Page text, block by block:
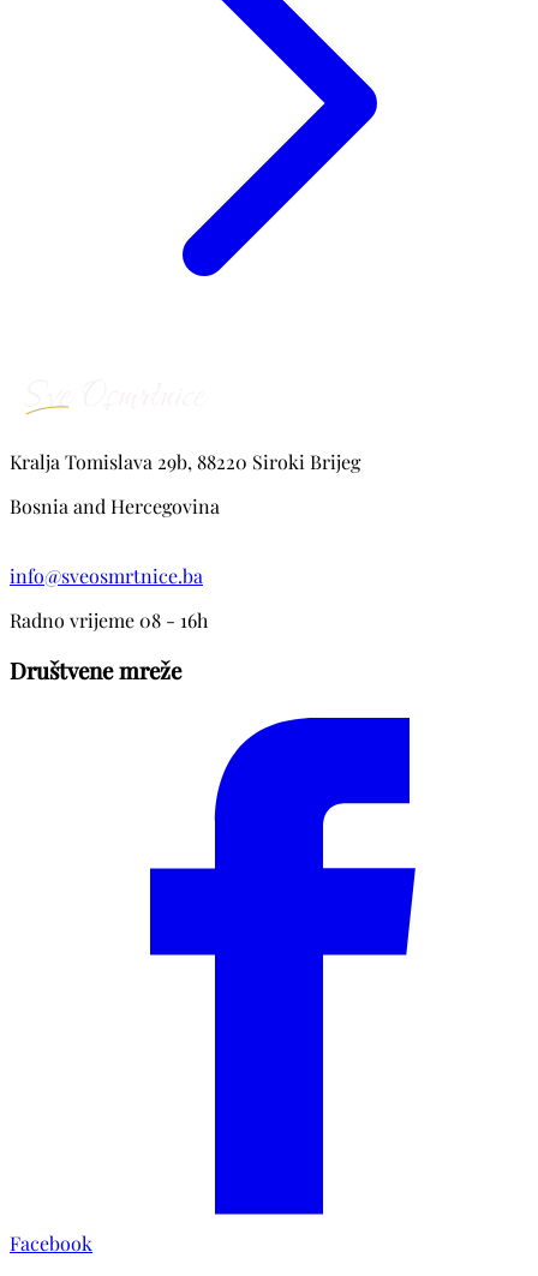
Kralja Tomislava 29b, 88220 Siroki Brijeg
Bosnia and Hercegovina
info@sveosmrtnice.ba
Radno vrijeme 08 - 16h
Društvene mreže
Facebook